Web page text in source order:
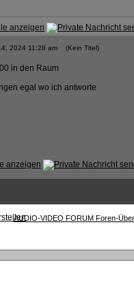
2024 11:28 am (Kein Titel)
in den Raum
egal wo ich antworte
AUDIO-VIDEO FORUM Foren-